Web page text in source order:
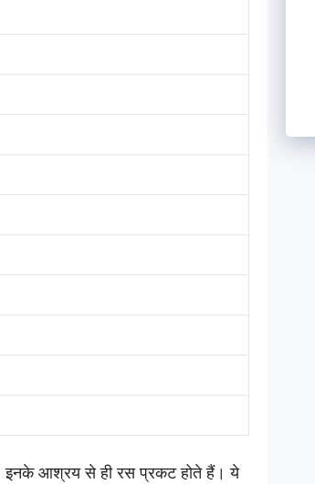
इनके आश्रय से ही रस प्रकट होते हैं। ये